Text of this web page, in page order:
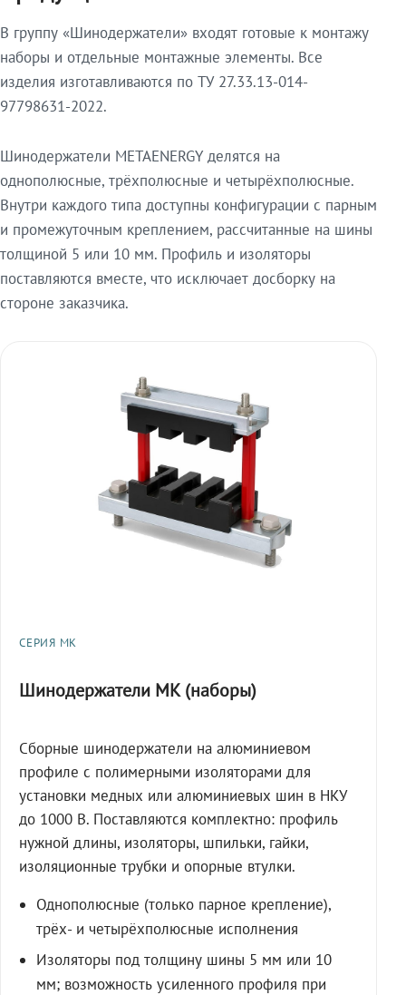
В группу «Шинодержатели» входят готовые к монтажу
наборы и отдельные монтажные элементы. Все
изделия изготавливаются по ТУ 27.33.13-014-
97798631-2022.
Шинодержатели METAENERGY делятся на
однополюсные, трёхполюсные и четырёхполюсные.
Внутри каждого типа доступны конфигурации с парным
и промежуточным креплением, рассчитанные на шины
толщиной 5 или 10 мм. Профиль и изоляторы
поставляются вместе, что исключает досборку на
стороне заказчика.
СЕРИЯ МК
Шинодержатели МК (наборы)
Сборные шинодержатели на алюминиевом
профиле с полимерными изоляторами для
установки медных или алюминиевых шин в НКУ
до 1000 В. Поставляются комплектно: профиль
нужной длины, изоляторы, шпильки, гайки,
изоляционные трубки и опорные втулки.
Однополюсные (только парное крепление),
трёх- и четырёхполюсные исполнения
Изоляторы под толщину шины 5 мм или 10
мм; возможность усиленного профиля при